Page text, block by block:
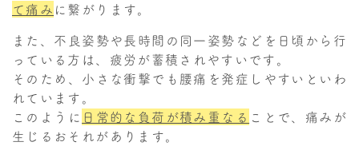
て痛み に繋がります。
また、不良姿勢や長時間の同一姿勢などを日頃から行
っている方は、疲労が蓄積されやすいです。
そのため、小さな衝撃でも腰痛を発症しやすいといわ
れています。
このように 日常的な負荷が積み重なる ことで、痛みが
生じるおそれがあります。